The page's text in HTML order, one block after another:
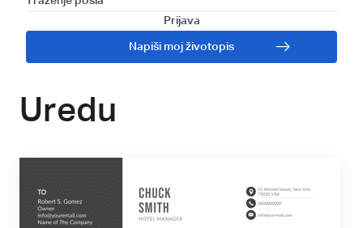
Prijava
Napiši moj životopis
Vodič za
Administrator u
Uredu